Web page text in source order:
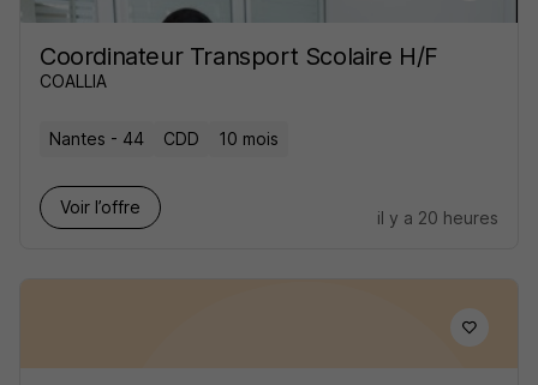
Coordinateur Transport Scolaire H/F
COALLIA
Nantes - 44 CDD 10 mois
Voir l’offre
il y a 20 heures